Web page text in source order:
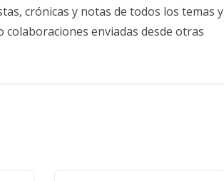
crónicas y notas de todos los temas y
enviadas desde otras